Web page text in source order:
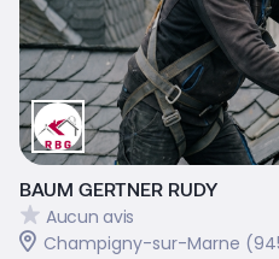
BAUM GERTNER RUDY
Aucun avis
Champigny-sur-Marne